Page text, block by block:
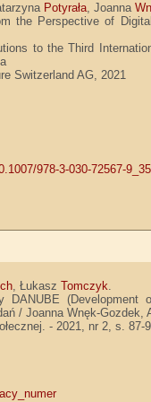
Potyrała, Joanna
the Perspective of
to the Third
Switzerland AG, 2021
978-3-030-72567-9_35
, ŁukaszTomczyk.
DANUBE
/ Joanna Wnęk-Gozdek,
- 2021, nr 2, s. 87-